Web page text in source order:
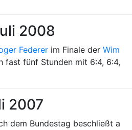
2008
Federer im Finale der Wim
fast fünf Stunden mit 6:4, 6:4,
2007
dem Bundestag beschließt a